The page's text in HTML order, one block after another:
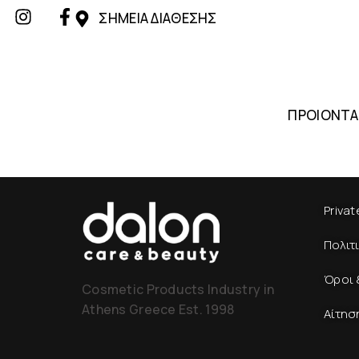
ΣΗΜΕΙΑ ΔΙΑΘΕΣΗΣ
ΠΡΟΙΟΝΤΑ
Cosmetic Products Industry in
Athens Greece Est. 1998
Όροι